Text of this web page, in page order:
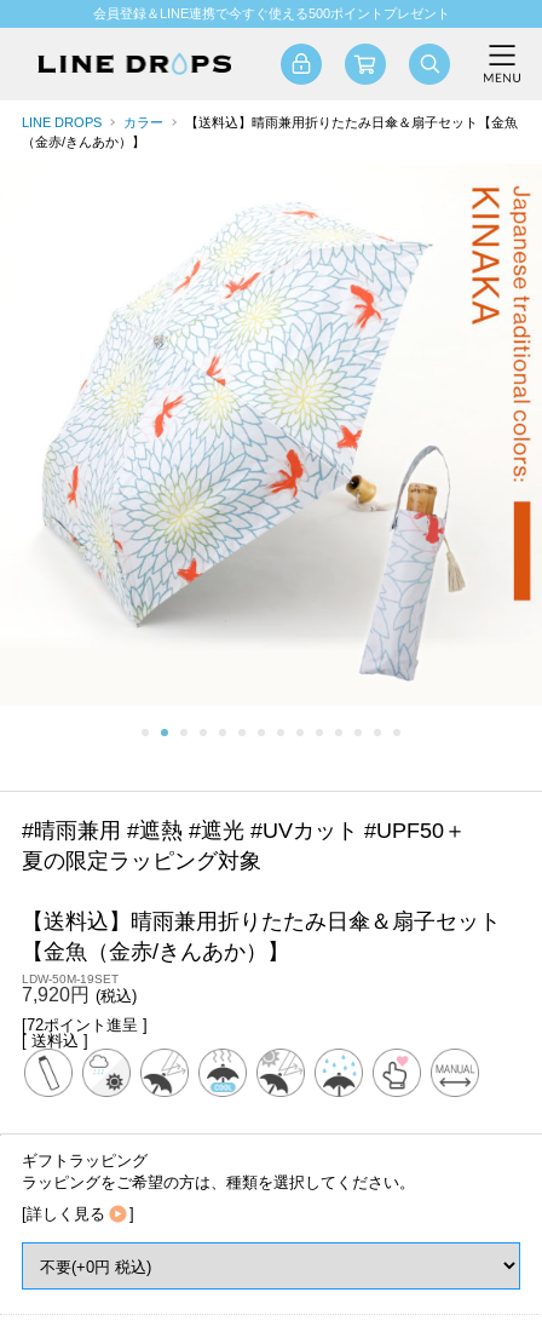
会員登録＆LINE連携で今すぐ使える500ポイントプレゼント
LINE DROPS カラー
【送料込】晴雨兼用折りたたみ日傘＆扇子セット【金魚
（金赤/きんあか）】
#晴雨兼用 #遮熱 #遮光 #UVカット #UPF50＋
夏の限定ラッピング対象
【送料込】晴雨兼用折りたたみ日傘＆扇子セット
【金魚（金赤/きんあか）】
LDW-50M-19SET
7,920円 (税込)
[72ポイント進呈 ]
[ 送料込 ]
ギフトラッピング
ラッピングをご希望の方は、種類を選択してください。
[詳しく見る ]